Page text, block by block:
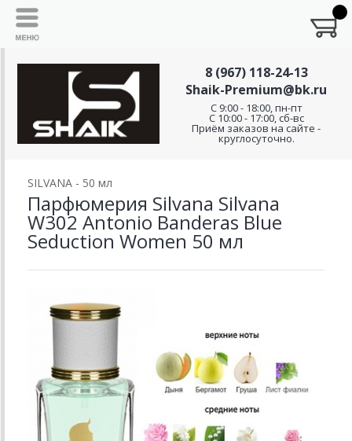
8 (967) 118-24-13
Shaik-Premium@bk.ru
C 9:00 - 18:00, пн-пт
С 10:00 - 17:00, сб-вс
Приём заказов на сайте -
круглосуточно.
SILVANA - 50 мл
Парфюмерия Silvana Silvana
W302 Antonio Banderas Blue
Seduction Women 50 мл